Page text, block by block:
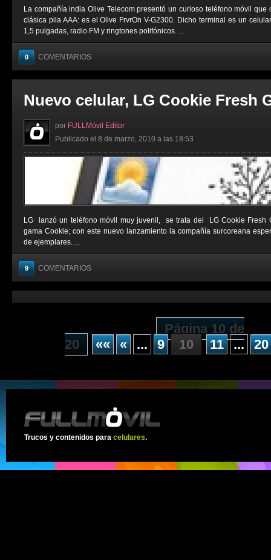
La compañía india Olive Telecom presentó un curioso teléfono móvil
clásica pila AAA: es el Olive FrvrOn V-G2300. Dicho terminal es un
1,5 pulgadas, radio FM y ringtones polifónicos. ...
0 COMENTARIOS
Nuevo celular, LG Cookie Fresh
por FULLMóvil Editor
Publicado el 8 de marzo, 2010 a las 18:53
LG lanzó un teléfono móvil muy juvenil, se trata del LG Cookie Fresh
gama Cookie; con este nuevo lanzamiento la compañía surcoreana
de ejemplares. ...
9 COMENTARIOS
Página 10 de
20
«« « ... 9 10 11 ... 20
Trucos y contenidos para celulares.